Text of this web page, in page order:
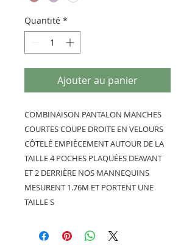
Quantité *
Ajouter au panier
COMBINAISON PANTALON MANCHES
COURTES COUPE DROITE EN VELOURS
CÔTELÉ EMPIÈCEMENT AUTOUR DE LA
TAILLE 4 POCHES PLAQUÉES DEAVANT
ET 2 DERRIÈRE NOS MANNEQUINS
MESURENT 1.76M ET PORTENT UNE
TAILLE S